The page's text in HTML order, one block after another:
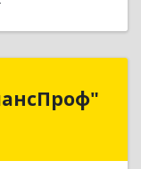
проезд, дом